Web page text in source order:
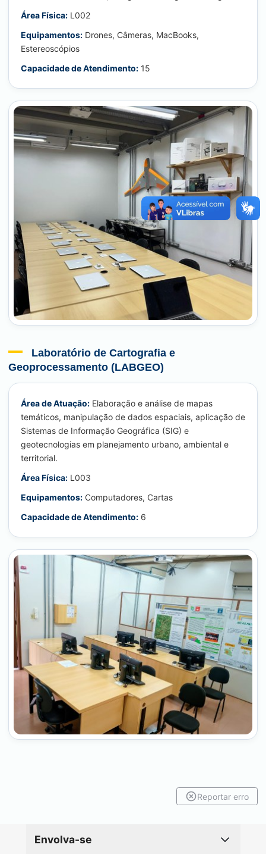
Área Física: L002
Equipamentos: Drones, Câmeras, MacBooks,
Estereoscópios
Capacidade de Atendimento: 15
Laboratório de Cartografia e
Geoprocessamento (LABGEO)
Área de Atuação: Elaboração e análise de mapas
temáticos, manipulação de dados espaciais, aplicação de
Sistemas de Informação Geográfica (SIG) e
geotecnologias em planejamento urbano, ambiental e
territorial.
Área Física: L003
Equipamentos: Computadores, Cartas
Capacidade de Atendimento: 6
Reportar erro
Envolva-se